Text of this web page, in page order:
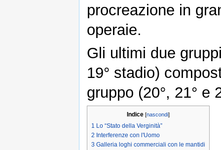
procreazione in
operaie.
Gli ultimi due
19° stadio)
gruppo (20°, 21° e
Indice [nascondi]
1 Lo “Stato della Verginità”
2 Interferenze con l'Uomo
3 Galleria loghi commerciali con le mantidi